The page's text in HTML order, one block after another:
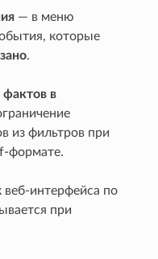
— в меню
которые
.
в
из фильтров при
формате.
веб-интерфейса по
при